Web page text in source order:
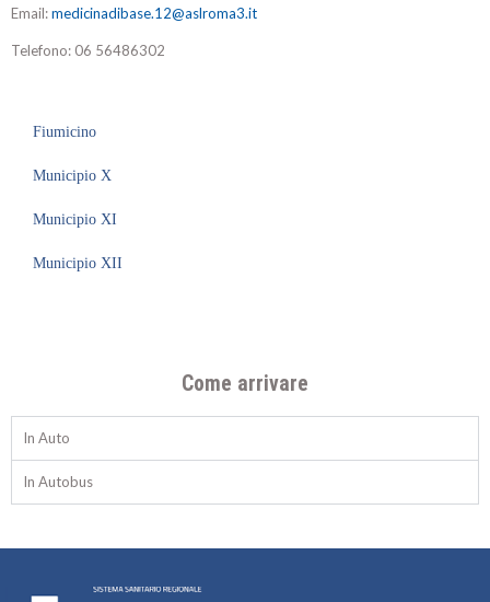
Email:medicinadibase.12@aslroma3.it
Telefono: 06 56486302
Fiumicino
Municipio X
Municipio XI
Municipio XII
Come arrivare
In Auto
In Autobus